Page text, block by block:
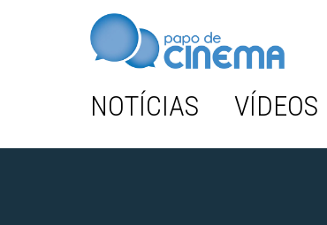
NOTÍCIAS VÍDEOS